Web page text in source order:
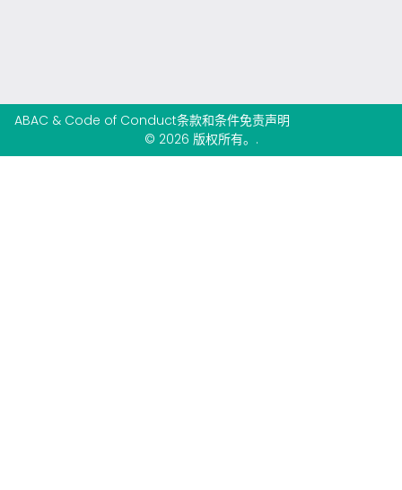
© 2026 版权所有。.
ABAC & Code of Conduct条款和条件免责声明